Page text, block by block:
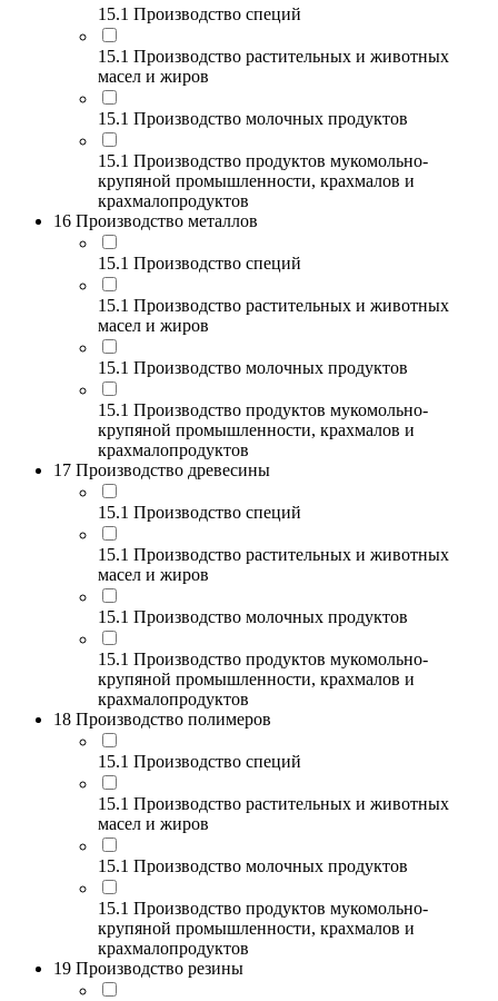
15.1 Производство специй
15.1 Производство растительных и животных
масел и жиров
15.1 Производство молочных продуктов
15.1 Производство продуктов мукомольно-
крупяной промышленности, крахмалов и
крахмалопродуктов
16 Производство металлов
15.1 Производство специй
15.1 Производство растительных и животных
масел и жиров
15.1 Производство молочных продуктов
15.1 Производство продуктов мукомольно-
крупяной промышленности, крахмалов и
крахмалопродуктов
17 Производство древесины
15.1 Производство специй
15.1 Производство растительных и животных
масел и жиров
15.1 Производство молочных продуктов
15.1 Производство продуктов мукомольно-
крупяной промышленности, крахмалов и
крахмалопродуктов
18 Производство полимеров
15.1 Производство специй
15.1 Производство растительных и животных
масел и жиров
15.1 Производство молочных продуктов
15.1 Производство продуктов мукомольно-
крупяной промышленности, крахмалов и
крахмалопродуктов
19 Производство резины